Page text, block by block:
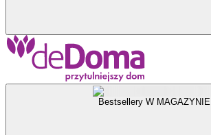
Bestsellery W MAGAZYNIE